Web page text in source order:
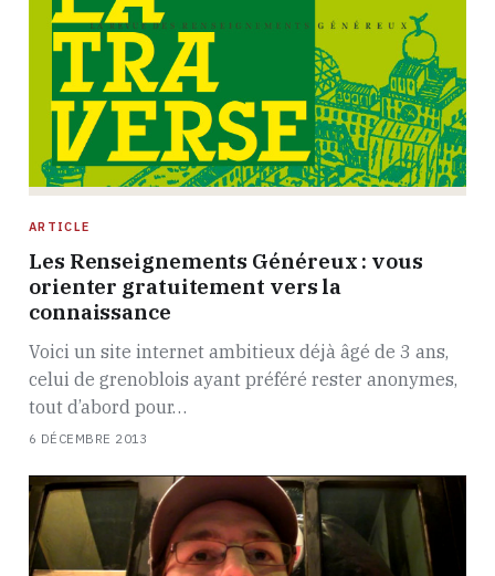
ARTICLE
Les Renseignements Généreux : vous
orienter gratuitement vers la
connaissance
Voici un site internet ambitieux déjà âgé de 3 ans,
celui de grenoblois ayant préféré rester anonymes,
tout d’abord pour…
6 DÉCEMBRE 2013